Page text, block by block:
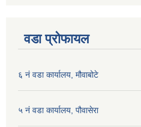
वडा प्रोफायल
६ नं वडा कार्यालय, मौवाबोटे
५ नं वडा कार्यालय, पौवासेरा